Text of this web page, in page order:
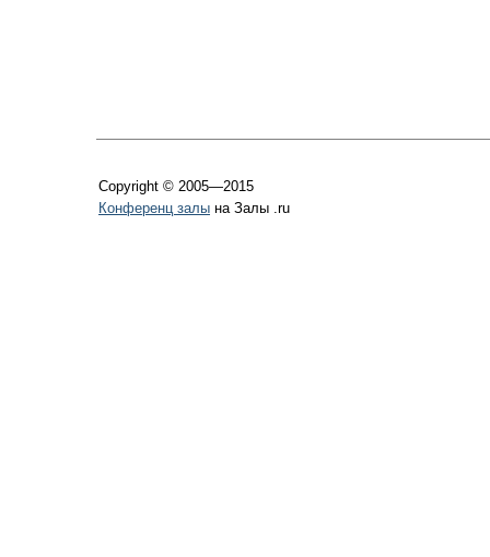
Copyright © 2005—2015
Конференц залы на Залы .ru